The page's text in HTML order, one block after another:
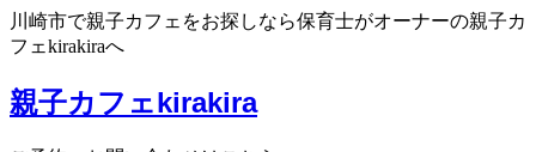
川崎市で親子カフェをお探しなら保育士がオーナーの親子カ
フェkirakiraへ
親子カフェkirakira